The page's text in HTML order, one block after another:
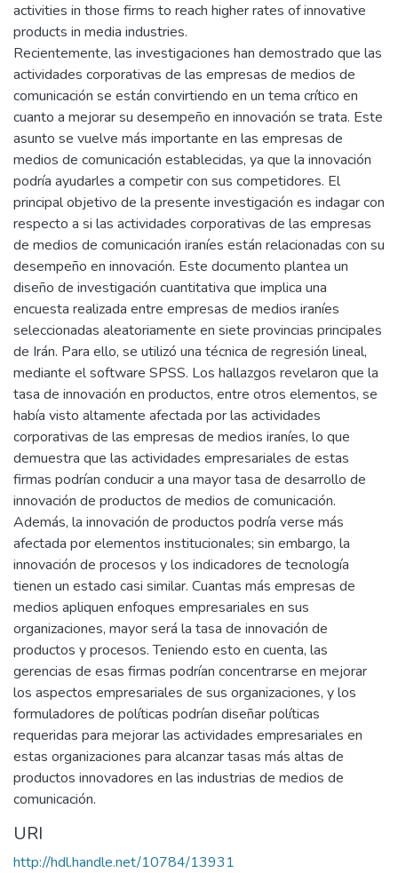
activities in those firms to reach higher rates of innovative
products in media industries.
Recientemente, las investigaciones han demostrado que las
actividades corporativas de las empresas de medios de
comunicación se están convirtiendo en un tema crítico en
cuanto a mejorar su desempeño en innovación se trata. Este
asunto se vuelve más importante en las empresas de
medios de comunicación establecidas, ya que la innovación
podría ayudarles a competir con sus competidores. El
principal objetivo de la presente investigación es indagar con
respecto a si las actividades corporativas de las empresas
de medios de comunicación iraníes están relacionadas con su
desempeño en innovación. Este documento plantea un
diseño de investigación cuantitativa que implica una
encuesta realizada entre empresas de medios iraníes
seleccionadas aleatoriamente en siete provincias principales
de Irán. Para ello, se utilizó una técnica de regresión lineal,
mediante el software SPSS. Los hallazgos revelaron que la
tasa de innovación en productos, entre otros elementos, se
había visto altamente afectada por las actividades
corporativas de las empresas de medios iraníes, lo que
demuestra que las actividades empresariales de estas
firmas podrían conducir a una mayor tasa de desarrollo de
innovación de productos de medios de comunicación.
Además, la innovación de productos podría verse más
afectada por elementos institucionales; sin embargo, la
innovación de procesos y los indicadores de tecnología
tienen un estado casi similar. Cuantas más empresas de
medios apliquen enfoques empresariales en sus
organizaciones, mayor será la tasa de innovación de
productos y procesos. Teniendo esto en cuenta, las
gerencias de esas firmas podrían concentrarse en mejorar
los aspectos empresariales de sus organizaciones, y los
formuladores de políticas podrían diseñar políticas
requeridas para mejorar las actividades empresariales en
estas organizaciones para alcanzar tasas más altas de
productos innovadores en las industrias de medios de
comunicación.
URI
http://hdl.handle.net/10784/13931